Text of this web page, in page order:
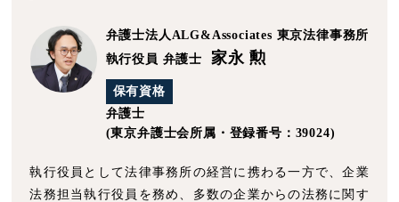
弁護士法人ALG&Associates 東京法律事務所
執行役員 弁護士
家永 勲
保有資格
弁護士
(東京弁護士会所属・登録番号：39024)
執行役員として法律事務所の経営に携わる一方で、企業
法務担当執行役員を務め、多数の企業からの法務に関す